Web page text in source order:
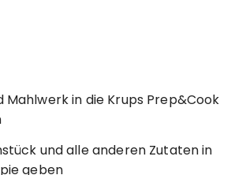
Mahlwerk in die Krups Prep&Cook
und alle anderen Zutaten in
geben